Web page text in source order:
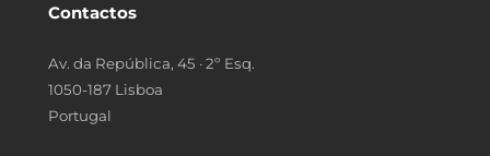
Contactos
Av. da República, 45 · 2º Esq.
1050-187 Lisboa
Portugal